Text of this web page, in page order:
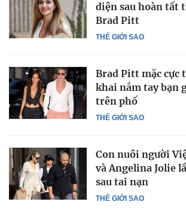
THẾ GIỚI SAO
diện sau hoàn tất
Brad Pitt
THẾ GIỚI SAO
Brad Pitt mặc cực
khai nắm tay bạn
trên phố
THẾ GIỚI SAO
Con nuôi người
và Angelina Jolie
sau tai nạn